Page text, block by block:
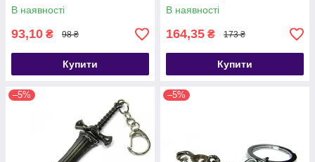
В наявності
93,10 ₴ 98 ₴
Купити
В наявності
164,35 ₴ 173 ₴
Купити
–5% –5%